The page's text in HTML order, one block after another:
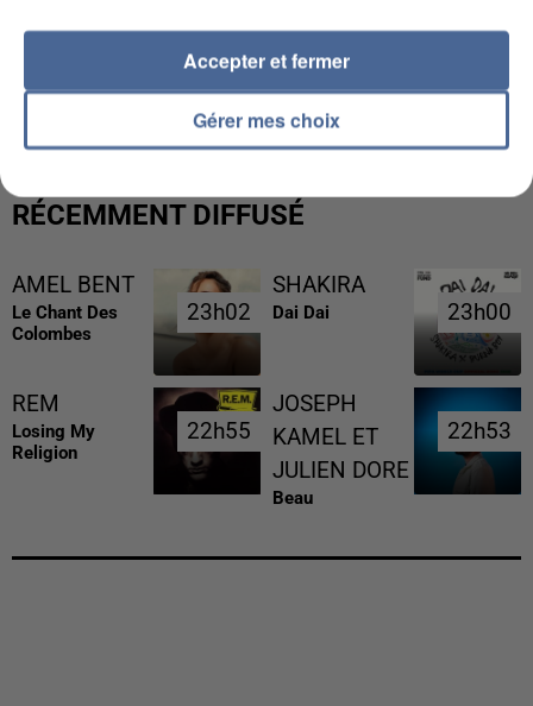
L’UN DES FONDATEURS SUPPOSÉS DE LA DZ
MAFIA INTERPELLÉ EN ALGÉRIE
RÉCEMMENT DIFFUSÉ
AMEL BENT
Le Chant Des
Colombes
23h02
23h02
SHAKIRA
Dai Dai 23h00
23h00
REM
Losing My
Religion
22h55
22h55
JOSEPH
KAMEL ET
JULIEN DORE
Beau
22h53
22h53
Gérer mes choix
Accepter et fermer